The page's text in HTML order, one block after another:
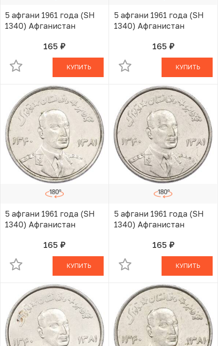
5 афгани 1961 года (SH
1340) Афганистан
165 руб.В КОРЗИНЕ
КУПИТЬ
5 афгани 1961 года (SH
1340) Афганистан
165 руб.В КОРЗИНЕ
КУПИТЬ
5 афгани 1961 года (SH
1340) Афганистан
165 руб.В КОРЗИНЕ
КУПИТЬ
5 афгани 1961 года (SH
1340) Афганистан
165 руб.В КОРЗИНЕ
КУПИТЬ